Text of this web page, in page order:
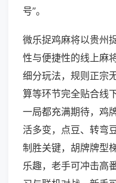
号”。
微乐捉鸡麻将以贵州
性与便捷性的线上麻
细分玩法，规则正宗
算等环节完全贴合线
一局都充满期待，鸡
活多变，点豆、转弯
制胜关键，胡牌牌型
乐趣，老手可冲击高